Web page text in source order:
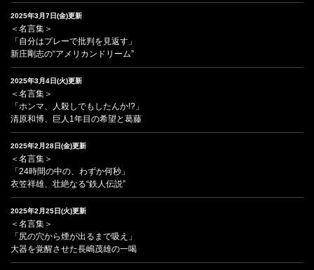
2025年3月7日(金)更新
＜名言集＞
「自分はプレーで批判を見返す」
新庄剛志の“アメリカンドリーム”
2025年3月4日(火)更新
＜名言集＞
「ホンマ、人殺しでもしたんか!?」
清原和博、巨人1年目の希望と葛藤
2025年2月28日(金)更新
＜名言集＞
「24時間の中の、わずか何秒」
衣笠祥雄、壮絶なる“鉄人伝説”
2025年2月25日(火)更新
＜名言集＞
「尻の穴から煙が出るまで吸え」
大器を覚醒させた長嶋茂雄の一喝